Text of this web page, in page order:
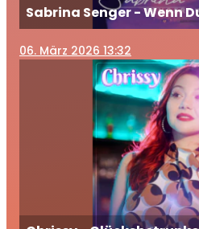
Sabrina Senger - Wenn
06. März 2026 13:32